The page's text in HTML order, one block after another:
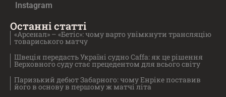
Instagram
Останні статті
«Арсенал» – «Бетіс»: чому варто увімкнути трансляцію
товариського матчу
Швеція передасть Україні судно Caffa: як це рішення
Верховного суду стає прецедентом для всього світу
Паризький дебют Забарного: чому Енріке поставив
його в основу в першому ж матчі літа